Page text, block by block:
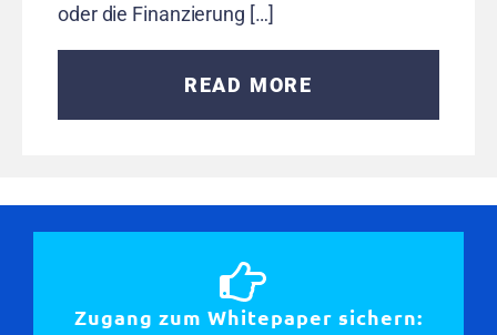
oder die Finanzierung […]
READ MORE
Zugang zum Whitepaper sichern: